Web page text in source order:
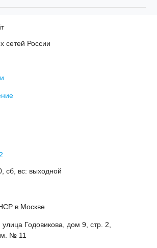
сетей России
сб, вс: выходной
в Москве
Годовикова, дом 9, стр. 2,
№ 11